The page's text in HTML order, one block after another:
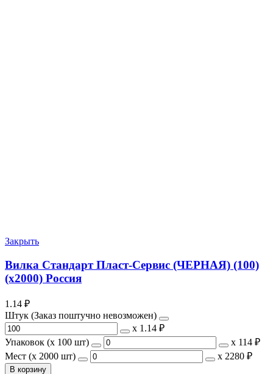
Закрыть
Вилка Стандарт Пласт-Сервис (ЧЕРНАЯ) (100)
(х2000) Россия
1.14 ₽
Штук (Заказ поштучно невозможен)
х 1.14 ₽
Упаковок (x 100 шт)
х 114 ₽
Мест (x 2000 шт)
х 2280 ₽
В корзину